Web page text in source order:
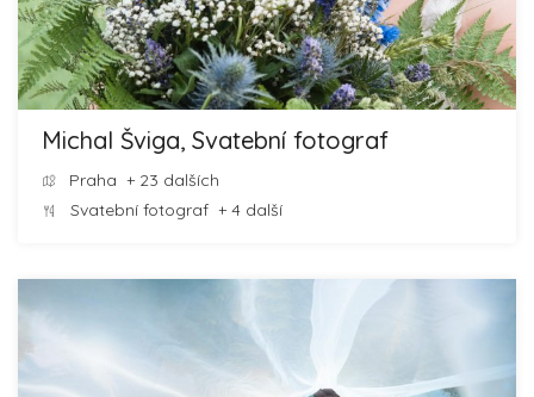
Michal Šviga, Svatební fotograf
Praha + 23 dalších
Svatební fotograf + 4 další